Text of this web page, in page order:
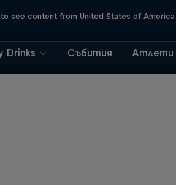
to see content from United States of America
Drinks Събития Атлети